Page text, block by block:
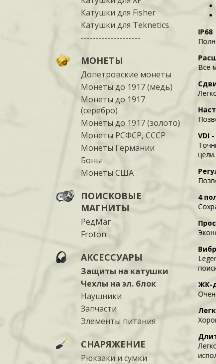
Катушки для Fisher
Катушки для Teknetics
--------------------
МОНЕТЫ
Допетровские монеты
Монеты до 1917 (медь)
Монеты до 1917
(серебро)
Монеты до 1917 (золото)
Монеты РСФСР, СССР
Монеты Германии
Боны
Монеты США
ПОИСКОВЫЕ
МАГНИТЫ
РедМаг
Froton
АКСЕССУАРЫ
Защиты на катушки
Чехлы на эл. блок
Наушники
Запчасти
Элементы питания
СНАРЯЖЕНИЕ
Рюкзаки и сумки
IP68
Все
VDI
цели.
4
ЖК-